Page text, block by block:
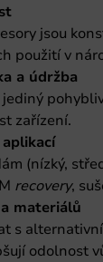
jsou
použití v
a údržba
zařízení.
(nízký,
recovery,
materiálů
s
odolnost